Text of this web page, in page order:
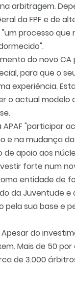
arbitragem.
da FPF e de
processo que
do novo CA
para que o
experiência.
o actual modelo
"participar
e na mudança
apoio aos
forte num
entidade de
da Juventude
sua base e
do
Mais de 50
de 3.000